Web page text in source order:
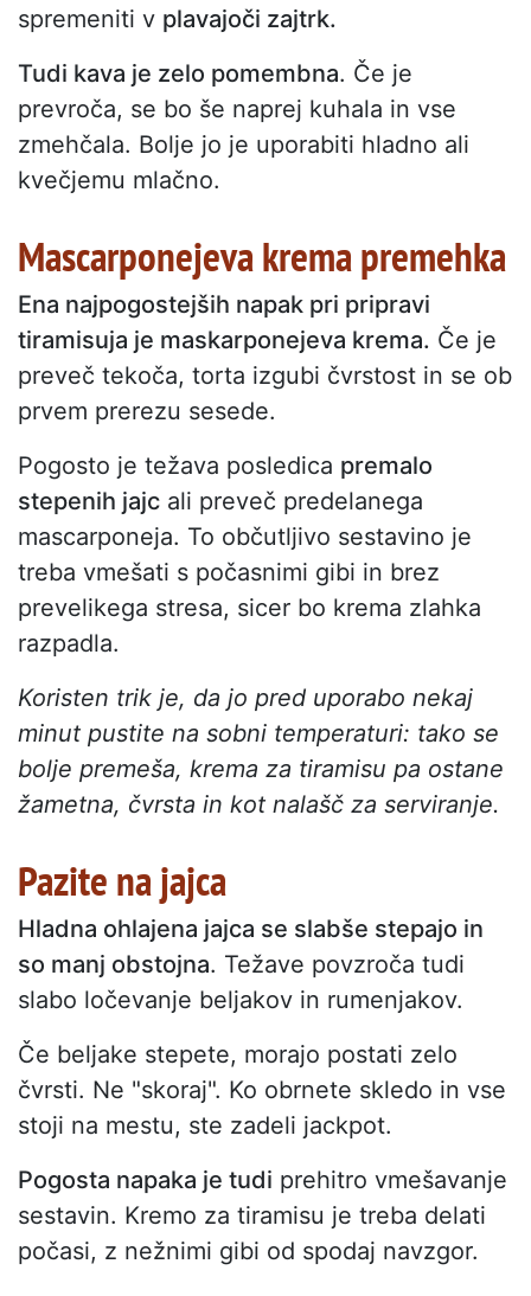
spremeniti v plavajoči zajtrk.
Tudi kava je zelo pomembna. Če je
prevroča, se bo še naprej kuhala in vse
zmehčala. Bolje jo je uporabiti hladno ali
kvečjemu mlačno.
Mascarponejeva krema premehka
Ena najpogostejših napak pri pripravi
tiramisuja je maskarponejeva krema. Če je
preveč tekoča, torta izgubi čvrstost in se ob
prvem prerezu sesede.
Pogosto je težava posledica premalo
stepenih jajc ali preveč predelanega
mascarponeja. To občutljivo sestavino je
treba vmešati s počasnimi gibi in brez
prevelikega stresa, sicer bo krema zlahka
razpadla.
Koristen trik je, da jo pred uporabo nekaj
minut pustite na sobni temperaturi: tako se
bolje premeša, krema za tiramisu pa ostane
žametna, čvrsta in kot nalašč za serviranje.
Pazite na jajca
Hladna ohlajena jajca se slabše stepajo in
so manj obstojna. Težave povzroča tudi
slabo ločevanje beljakov in rumenjakov.
Če beljake stepete, morajo postati zelo
čvrsti. Ne "skoraj". Ko obrnete skledo in vse
stoji na mestu, ste zadeli jackpot.
Pogosta napaka je tudi prehitro vmešavanje
sestavin. Kremo za tiramisu je treba delati
počasi, z nežnimi gibi od spodaj navzgor.